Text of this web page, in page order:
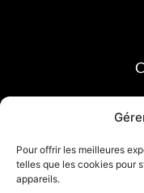
Pour offrir les meilleures
telles que les cookies pour
appareils.